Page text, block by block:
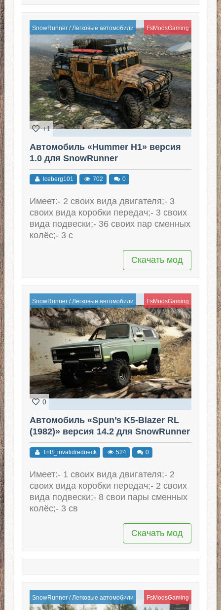
SnowRunner/ Легковые автомобили FsModsGaming
+1
Автомобиль «Hummer H1» версия
1.0 для SnowRunner
Iceberg101 702 0
Имеет:- 2 своих вида двигателя;- 3
своих вида коробки передач;- 3 своих
вида подвески;- 36 своих пар сменных
колёс;- 3 с
Скачать мод
SnowRunner/ Легковые автомобили FsModsGaming
0
Автомобиль «Spun’s K5-Blazer RL
(1982)» версия 14.2 для SnowRunner
TnB_invalidredneck 524 0
Имеет:- 1 своих вида двигателя;- 2
своих вида коробки передач;- 2 своих
вида подвески;- 8 свои пары сменных
колёс;- 3 св
Скачать мод
SnowRunner/ Легковые автомобили FsModsGaming